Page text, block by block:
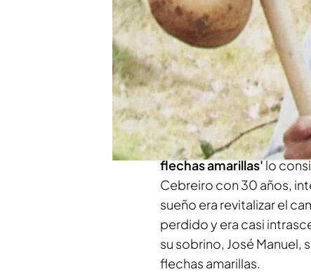
Las señales amarillas
creador fue un párroco
diseñó este símbolo
peregrinos. Ahora, un
conocen, aunque les
Aser Álvarez, director
flechas amarillas'lo
Cebreiro con 30 años,
sueño era revitalizar el
perdido y era casi
su sobrino, José Manuel,
flechas amarillas.